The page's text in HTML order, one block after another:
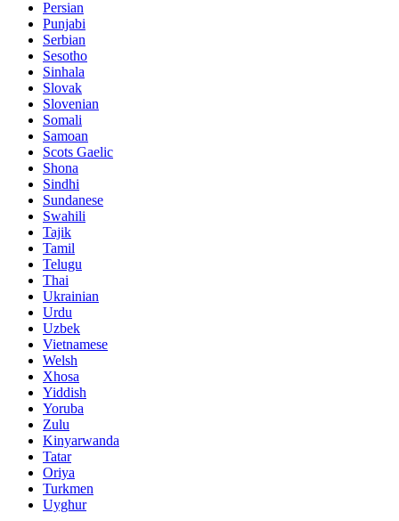
Persian
Punjabi
Serbian
Sesotho
Sinhala
Slovak
Slovenian
Somali
Samoan
Scots Gaelic
Shona
Sindhi
Sundanese
Swahili
Tajik
Tamil
Telugu
Thai
Ukrainian
Urdu
Uzbek
Vietnamese
Welsh
Xhosa
Yiddish
Yoruba
Zulu
Kinyarwanda
Tatar
Oriya
Turkmen
Uyghur